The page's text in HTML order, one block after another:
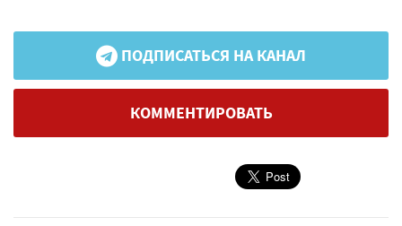
ПОДПИСАТЬСЯ НА КАНАЛ
КОММЕНТИРОВАТЬ